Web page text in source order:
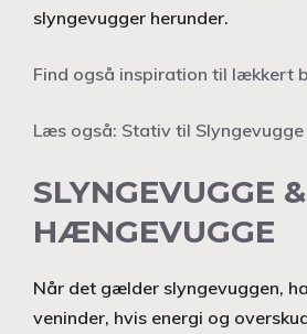
slyngevugger herunder.
Find også inspiration til lækkert
Læs også: Stativ til Slyngevugge
SLYNGEVUGGE &
HÆNGEVUGGE
Når det gælder slyngevuggen,
veninder, hvis energi og